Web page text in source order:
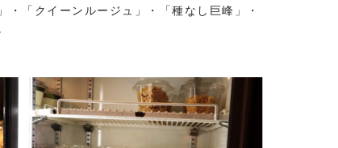
・「クイーンルージュ」・「種なし巨峰」・